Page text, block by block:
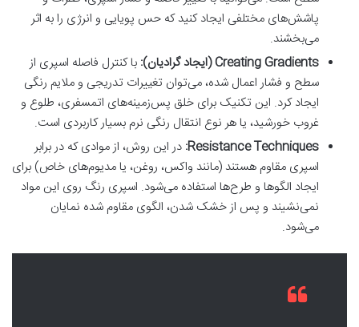
پاشش‌های مختلفی ایجاد کنید که حس پویایی و انرژی را به اثر
می‌بخشند.
Creating Gradients (ایجاد گرادیان):
با کنترل فاصله اسپری از
سطح و فشار اعمال شده، می‌توان تغییرات تدریجی و ملایم رنگی
ایجاد کرد. این تکنیک برای خلق پس‌زمینه‌های اتمسفری، طلوع و
غروب خورشید، یا هر نوع انتقال رنگی نرم بسیار کاربردی است.
Resistance Techniques: در این روش، از موادی که در برابر
اسپری مقاوم هستند (مانند واکس، روغن، یا مدیوم‌های خاص) برای
ایجاد الگوها و طرح‌ها استفاده می‌شود. اسپری رنگ روی این مواد
نمی‌نشیند و پس از خشک شدن، الگوی مقاوم شده نمایان
می‌شود.